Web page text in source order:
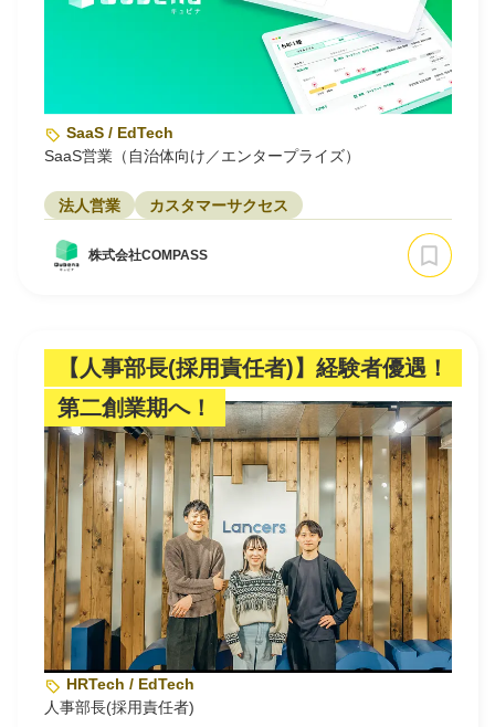
SaaS / EdTech
SaaS営業（自治体向け／エンタープライズ）
法人営業 カスタマーサクセス
株式会社COMPASS
【人事部長(採用責任者)】経験者優遇！
第二創業期へ！
HRTech / EdTech
人事部長(採用責任者)